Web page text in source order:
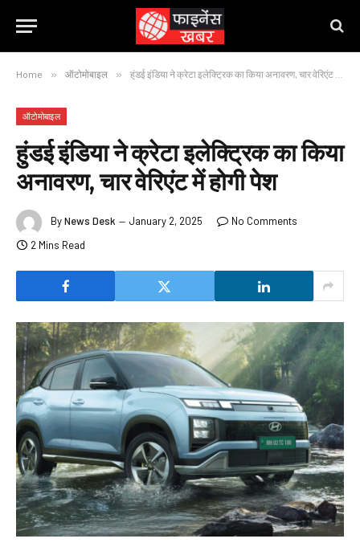
Home » ऑटोमोबाइल » हुंडई इंडिया ने क्रेटा इलेक्ट्रिक का किया अनावरण, चार वेरिएंट में होगी पेश
ऑटोमोबाइल
हुंडई इंडिया ने क्रेटा इलेक्ट्रिक का किया
अनावरण, चार वेरिएंट में होगी पेश
ByNews Desk January 2, 2025
No Comments
2 Mins Read